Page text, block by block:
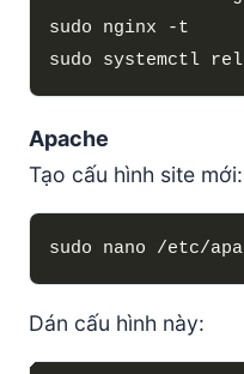
Apache
Tạo cấu hình site mới:
Dán cấu hình này: